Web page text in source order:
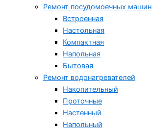
Ремонт посудомоечных машин
Встроенная
Настольная
Компактная
Напольная
Бытовая
Ремонт водонагревателей
Накопительный
Проточные
Настенный
Напольный